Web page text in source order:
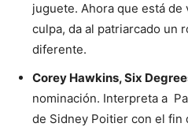
juguete. Ahora que está de
culpa, da al patriarcado un
diferente.
Corey Hawkins, Six
nominación. Interpreta a
de Sidney Poitier con el fin